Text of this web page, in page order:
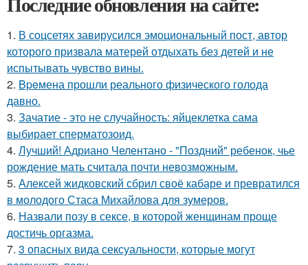
1. В соцсетях завирусился эмоциональный пост, автор
которого призвала матерей отдыхать без детей и не
испытывать чувство вины.
2. Bpeмена прошли реального физического голода
давно.
3. Зачатие - это не случайность: яйцеклетка сама
выбирает сперматозоид.
4. Лучший! Адриано Челентано - "Поздний" ребенок, чье
рождение мать считала почти невозможным.
5. Алексей жидковский сбрил своё кабаре и превратился
в молодого Стаса Михайлова для зумеров.
6. Назвали позу в сексе, в которой женщинам проще
достичь оргазма.
7. 3 опасных вида сексуальности, которые могут